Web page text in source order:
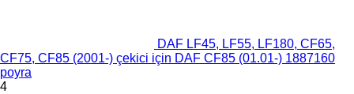
DAF LF45, LF55, LF180, CF65,
CF75, CF85 (2001-) çekici için DAF CF85 (01.01-) 1887160
poyra
4